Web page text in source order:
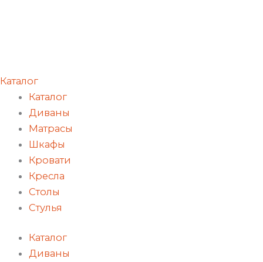
Каталог
Каталог
Диваны
Матрасы
Шкафы
Кровати
Кресла
Столы
Стулья
Каталог
Диваны